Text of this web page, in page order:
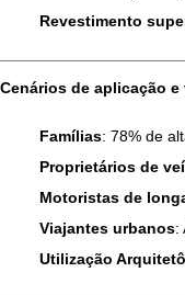
Revestimento
Cenários de aplicação
Famílias: 78% de
Proprietários de
Motoristas de
Viajantes urbanos:
Utilização